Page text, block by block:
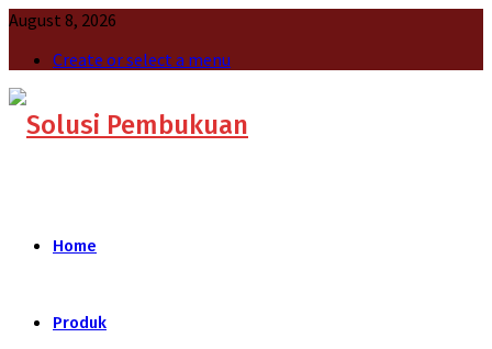
August 8, 2026
Create or select a menu
Home
Produk